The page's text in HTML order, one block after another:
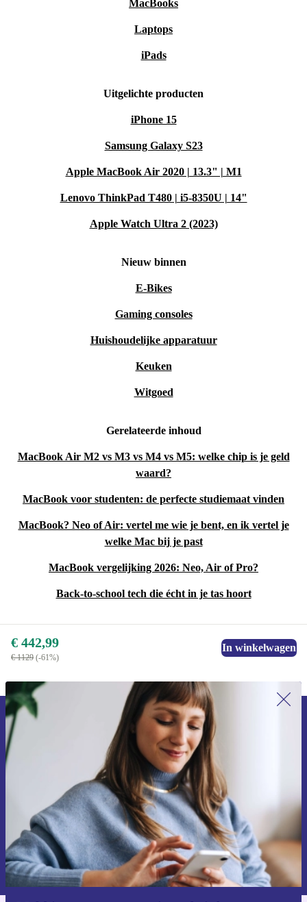
MacBooks
Laptops
iPads
Uitgelichte producten
iPhone 15
Samsung Galaxy S23
Apple MacBook Air 2020 | 13.3" | M1
Lenovo ThinkPad T480 | i5-8350U | 14"
Apple Watch Ultra 2 (2023)
Nieuw binnen
E-Bikes
Gaming consoles
Huishoudelijke apparatuur
Keuken
Witgoed
Gerelateerde inhoud
MacBook Air M2 vs M3 vs M4 vs M5: welke chip is je geld
waard?
MacBook voor studenten: de perfecte studiemaat vinden
MacBook? Neo of Air: vertel me wie je bent, en ik vertel je
welke Mac bij je past
MacBook vergelijking 2026: Neo, Air of Pro?
Back-to-school tech die écht in je tas hoort
€ 442,99
€ 1129 (-61%)
In winkelwagen
Meld je aan voor onze nieuwsbrief en
ontvang €15 korting!
Mis nooit meer een aanbieding.
Voucher aanvragen
Informatie over het gebruik van persoonsgegevens vind je in ons
privacybeleid.